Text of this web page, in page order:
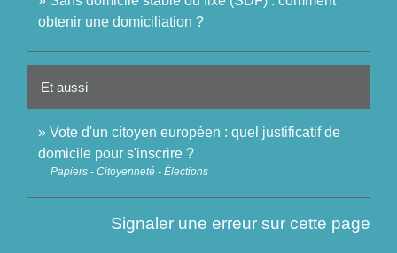
obtenir une domiciliation ?
Et aussi
Vote d'un citoyen européen : quel justificatif de
domicile pour s'inscrire ?
Papiers - Citoyenneté - Élections
Signaler une erreur sur cette page